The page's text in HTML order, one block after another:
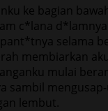
ke bagian
c*lana
selama
membiarkan
mulai
sambil
lembut.